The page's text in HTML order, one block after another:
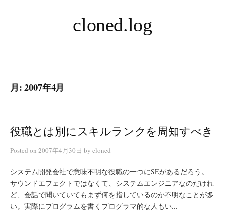
ス
プ
cloned.log
月:2007年4月
役職とは別にスキルランクを周知すべき
Posted on 2007年4月30日 by cloned
システム開発会社で意味不明な役職の一つにSEがあるだろう。
サウンドエフェクトではなくて、システムエンジニアなのだけれ
ど、会話で聞いていてもまず何を指しているのか不明なことが多
い。実際にプログラムを書くプログラマ的な人もい...